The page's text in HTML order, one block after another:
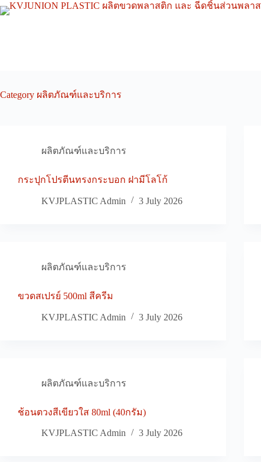
Skip
to
Category ผลิตภัณฑ์และบริการ
ผลิตภัณฑ์และบริการ
กระปุกโปรตีนทรงกระบอก ฝามีโลโก้
KVJPLASTIC Admin 3 July 2026
ผลิตภัณฑ์และบริการ
ขวดสเปรย์ 500ml สีครีม
KVJPLASTIC Admin 3 July 2026
ผลิตภัณฑ์และบริการ
ช้อนตวงสีเขียวใส 80ml (40กรัม)
KVJPLASTIC Admin 3 July 2026